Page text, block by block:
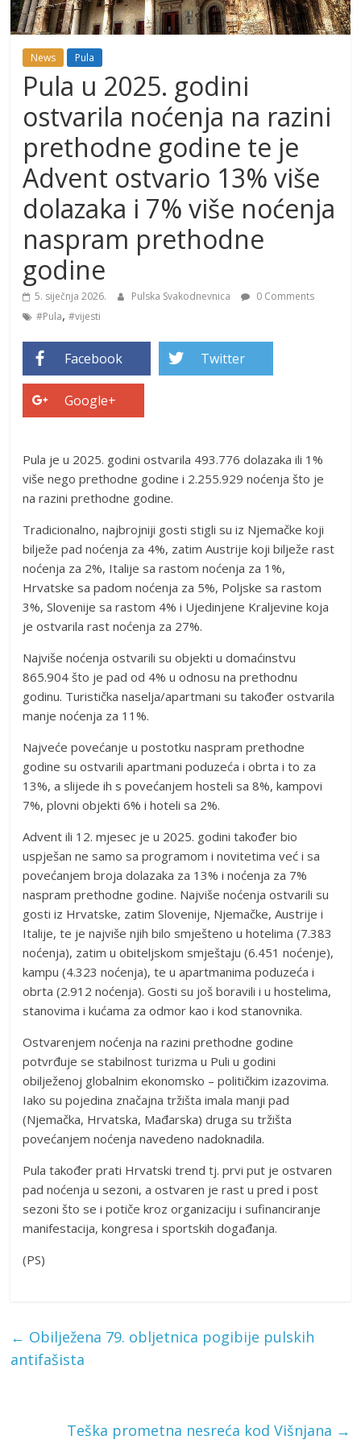
News Pula
Pula u 2025. godini
ostvarila noćenja na razini
prethodne godine te je
Advent ostvario 13% više
dolazaka i 7% više noćenja
naspram prethodne
godine
5. siječnja 2026. Pulska Svakodnevnica
0 Comments
#Pula,#vijesti
Facebook Twitter
Google+
Pula je u 2025. godini ostvarila 493.776 dolazaka ili 1%
više nego prethodne godine i 2.255.929 noćenja što je
na razini prethodne godine.
Tradicionalno, najbrojniji gosti stigli su iz Njemačke koji
bilježe pad noćenja za 4%, zatim Austrije koji bilježe rast
noćenja za 2%, Italije sa rastom noćenja za 1%,
Hrvatske sa padom noćenja za 5%, Poljske sa rastom
3%, Slovenije sa rastom 4% i Ujedinjene Kraljevine koja
je ostvarila rast noćenja za 27%.
Najviše noćenja ostvarili su objekti u domaćinstvu
865.904 što je pad od 4% u odnosu na prethodnu
godinu. Turistička naselja/apartmani su također ostvarila
manje noćenja za 11%.
Najveće povećanje u postotku naspram prethodne
godine su ostvarili apartmani poduzeća i obrta i to za
13%, a slijede ih s povećanjem hosteli sa 8%, kampovi
7%, plovni objekti 6% i hoteli sa 2%.
Advent ili 12. mjesec je u 2025. godini također bio
uspješan ne samo sa programom i novitetima već i sa
povećanjem broja dolazaka za 13% i noćenja za 7%
naspram prethodne godine. Najviše noćenja ostvarili su
gosti iz Hrvatske, zatim Slovenije, Njemačke, Austrije i
Italije, te je najviše njih bilo smješteno u hotelima (7.383
noćenja), zatim u obiteljskom smještaju (6.451 noćenje),
kampu (4.323 noćenja), te u apartmanima poduzeća i
obrta (2.912 noćenja). Gosti su još boravili i u hostelima,
stanovima i kućama za odmor kao i kod stanovnika.
Ostvarenjem noćenja na razini prethodne godine
potvrđuje se stabilnost turizma u Puli u godini
obilježenoj globalnim ekonomsko – političkim izazovima.
Iako su pojedina značajna tržišta imala manji pad
(Njemačka, Hrvatska, Mađarska) druga su tržišta
povećanjem noćenja navedeno nadoknadila.
Pula također prati Hrvatski trend tj. prvi put je ostvaren
pad noćenja u sezoni, a ostvaren je rast u pred i post
sezoni što se i potiče kroz organizaciju i sufinanciranje
manifestacija, kongresa i sportskih događanja.
(PS)
← Obilježena 79. obljetnica pogibije pulskih
antifašista
Teška prometna nesreća kod Višnjana →